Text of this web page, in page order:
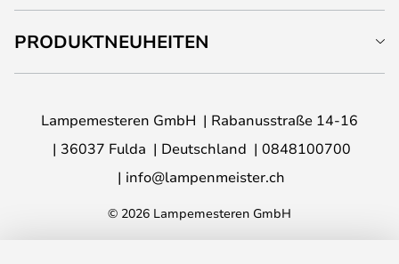
PRODUKTNEUHEITEN
Lampemesteren GmbH
Rabanusstraße 14-16
36037 Fulda
Deutschland
0848100700
info@lampenmeister.ch
© 2026 Lampemesteren GmbH